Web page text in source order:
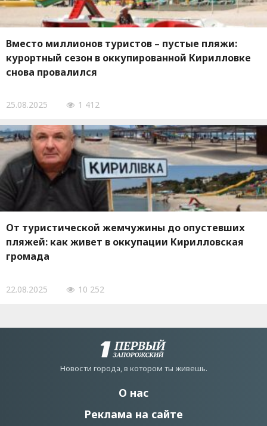
Вместо миллионов туристов – пустые пляжи:
курортный сезон в оккупированной Кирилловке
снова провалился
25.08.2025 1 412
От туристической жемчужины до опустевших
пляжей: как живет в оккупации Кирилловская
громада
22.08.2025 10 252
Новости города, в котором ты живешь.
О нас
Реклама на сайте